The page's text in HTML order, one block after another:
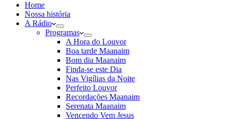
Home
Nossa história
A Rádio
Programas
A Hora do Louvor
Boa tarde Maanaim
Bom dia Maanaim
Finda-se este Dia
Nas Vigílias da Noite
Perfeito Louvor
Recordações Maanaim
Serenata Maanaim
Vencendo Vem Jesus